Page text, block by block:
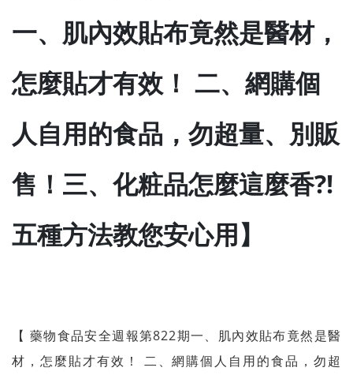
一、肌內效貼布竟然是醫材，
怎麼貼才有效！ 二、網購個
人自用的食品，勿超量、別販
售！三、化粧品怎麼這麼香?!
五種方法教您安心用】
【 藥物食品安全週報第822期一、肌內效貼布竟然是醫
材，怎麼貼才有效！ 二、網購個人自用的食品，勿超